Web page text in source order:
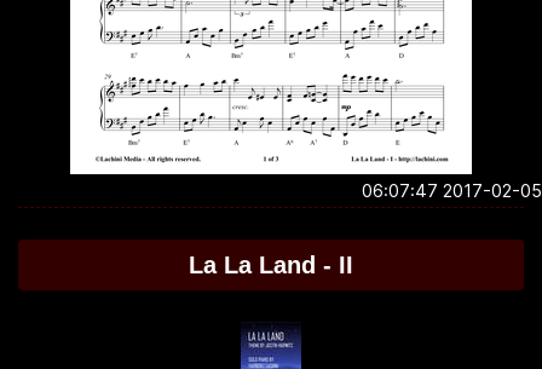
2017-02-05
La La Land - II